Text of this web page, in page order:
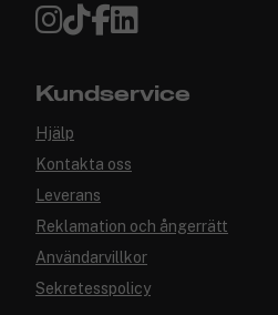
Kundservice
Hjälp
Kontakta oss
Leverans
Reklamation och ångerrätt
Användarvillkor
Sekretesspolicy